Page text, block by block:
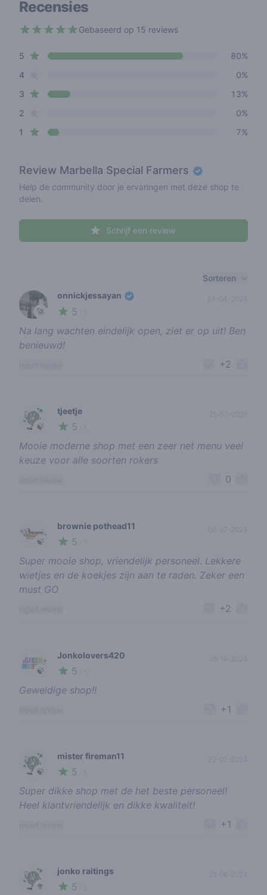
Recensies
Gebaseerd op 15 reviews
Review data
5 star reviews
80%
4star reviews
0%
3 star reviews
13%
2
0%
1 star reviews 7%
Review Marbella Special Farmers
Help de community door je ervaringen met deze shop te
delen.
Schrijf een review
Sorteren
🚀
onnickjessayan
5
23-04-2024
Na lang wachten eindelijk open, ziet er op uit! Ben
benieuwd!
+2
🍃
tjeetje
5
Mooie moderne shop met een zeer net menu veel
keuze voor alle soorten rokers
0
🍃
brownie pothead11
5
Super mooie shop, vriendelijk personeel. Lekkere
wietjes en de koekjes zijn aan te raden. Zeker een
must GO
+2
🍃
Jonkolovers420
5
Geweldige shop!!
+1
🍃
mister fireman11
5
Super dikke shop met de het beste personeel!
Heel klantvriendelijk en dikke kwaliteit!
+1
🥦
jonko raitings
5